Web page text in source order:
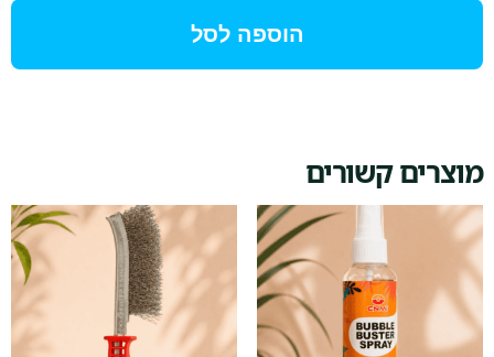
הוספה לסל
מוצרים קשורים